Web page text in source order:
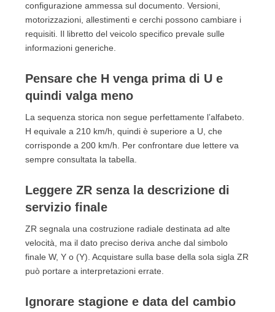
configurazione ammessa sul documento. Versioni,
motorizzazioni, allestimenti e cerchi possono cambiare i
requisiti. Il libretto del veicolo specifico prevale sulle
informazioni generiche.
Pensare che H venga prima di U e
quindi valga meno
La sequenza storica non segue perfettamente l’alfabeto.
H equivale a 210 km/h, quindi è superiore a U, che
corrisponde a 200 km/h. Per confrontare due lettere va
sempre consultata la tabella.
Leggere ZR senza la descrizione di
servizio finale
ZR segnala una costruzione radiale destinata ad alte
velocità, ma il dato preciso deriva anche dal simbolo
finale W, Y o (Y). Acquistare sulla base della sola sigla ZR
può portare a interpretazioni errate.
Ignorare stagione e data del cambio